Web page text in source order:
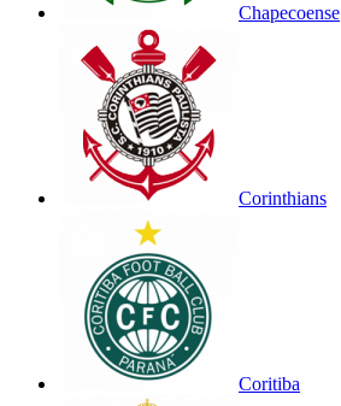
Chapecoense
Corinthians
Coritiba